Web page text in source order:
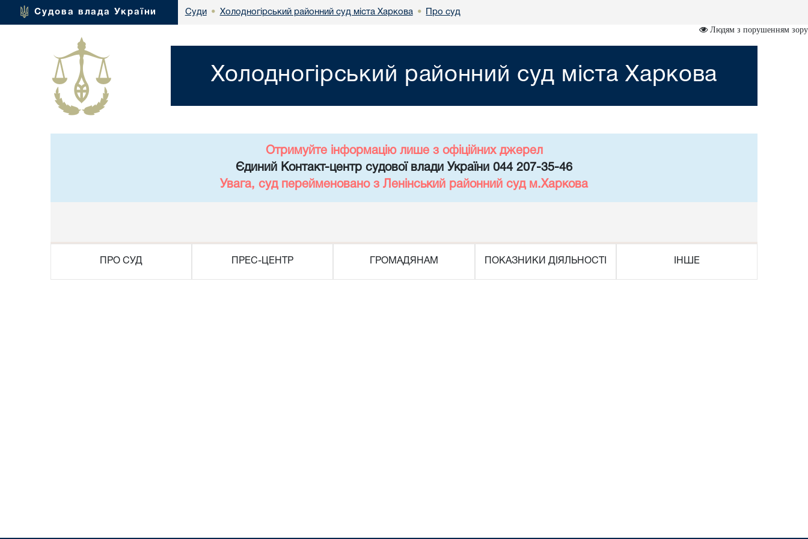
Судова влада України Суди • Холодногірський районний суд міста Харкова • Про суд
Людям з порушенням зору
Холодногірський районний суд міста Харкова
Отримуйте інформацію лише з офіційних джерел
Єдиний Контакт-центр судової влади України 044 207-35-46
Увага, суд перейменовано з Ленінський районний суд м.Харкова
ПРО СУД ПРЕС-ЦЕНТР ГРОМАДЯНАМ ПОКАЗНИКИ ДІЯЛЬНОСТІ ІНШЕ